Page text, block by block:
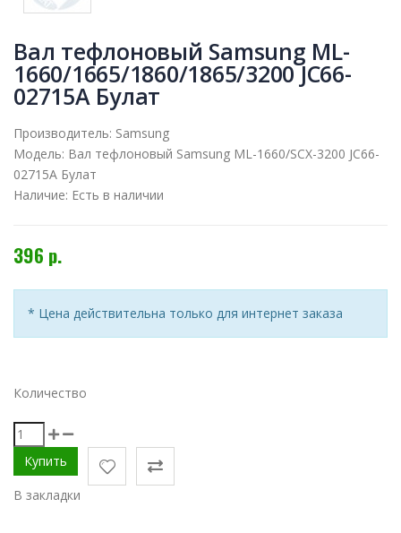
Вал тефлоновый Samsung ML-
1660/1665/1860/1865/3200 JC66-
02715A Булат
Производитель: Samsung
Модель: Вал тефлоновый Samsung ML-1660/SCX-3200 JC66-
02715A Булат
Наличие: Есть в наличии
396 р.
* Цена действительна только для интернет заказа
Количество
В закладки